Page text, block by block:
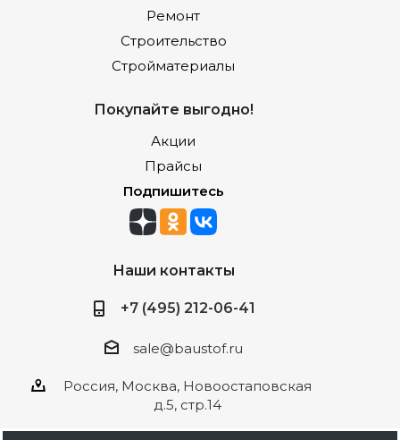
Ремонт
Строительство
Стройматериалы
Покупайте выгодно!
Акции
Прайсы
Подпишитесь
Наши контакты
+7 (495) 212-06-41
sale@baustof.ru
Россия, Москва, Новоостаповская
д.5, стр.14